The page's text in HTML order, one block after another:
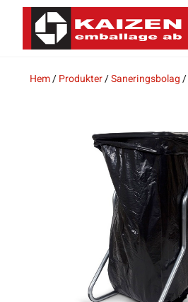
Hem/Produkter/Saneringsbolag/